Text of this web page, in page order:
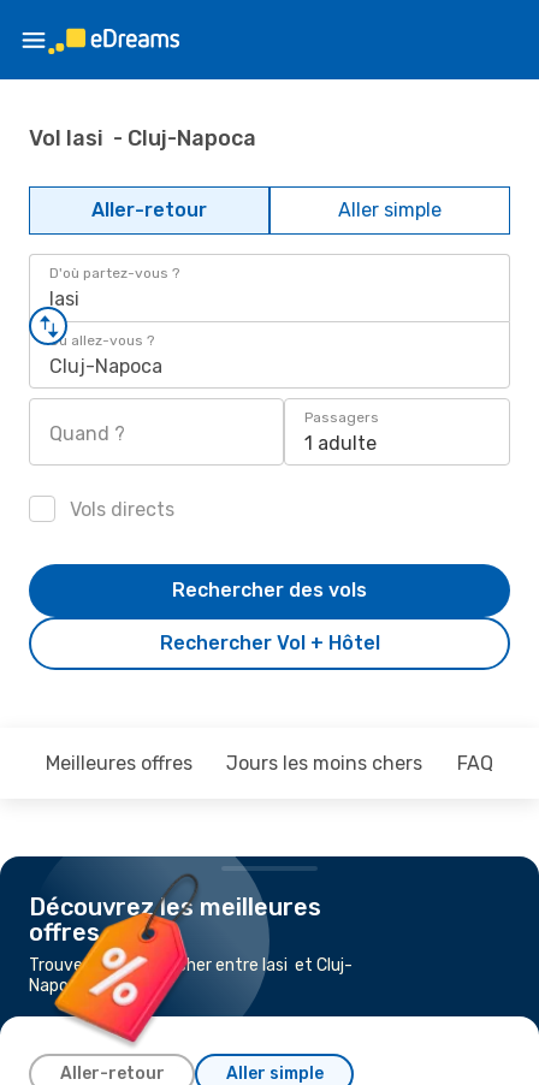
Vol Iasi - Cluj-Napoca
Aller-retour Aller simple
D'où partez-vous ?
Iasi
Où allez-vous ?
Cluj-Napoca
Quand ?
Passagers
1 adulte
Vols directs
Rechercher Vol + Hôtel
Rechercher des vols
Meilleures offres Jours les moins chers FAQ
Découvrez les meilleures
offres
Trouvez un vol pas cher entre Iasi et Cluj-
Napoca
Aller-retour Aller simple